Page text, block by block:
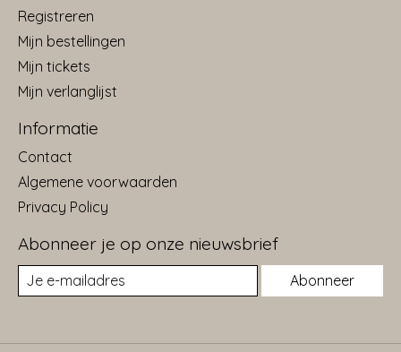
Registreren
Mijn bestellingen
Mijn tickets
Mijn verlanglijst
Informatie
Contact
Algemene voorwaarden
Privacy Policy
Abonneer je op onze nieuwsbrief
Abonneer